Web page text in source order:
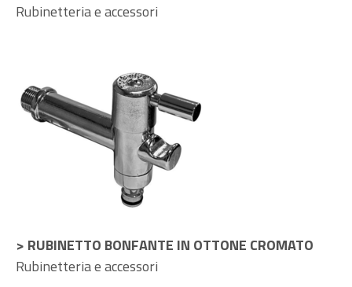
Rubinetteria e accessori
> RUBINETTO BONFANTE IN OTTONE CROMATO
Rubinetteria e accessori